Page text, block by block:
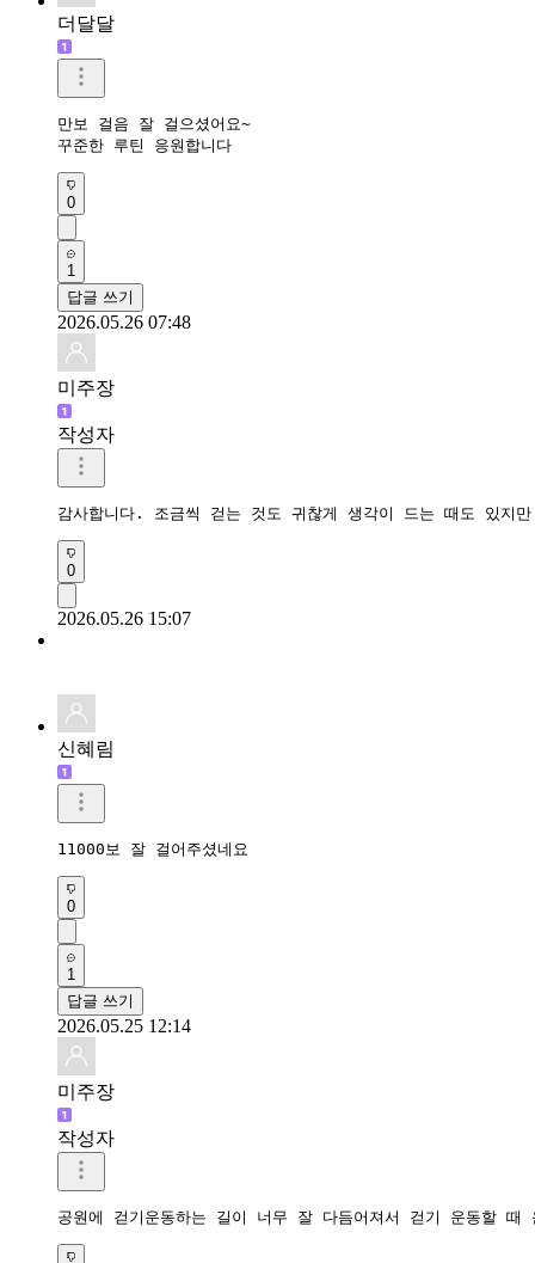
더달달
만보 걸음 잘 걸으셨어요~
꾸준한 루틴 응원합니다
0
1
답글 쓰기
2026.05.26 07:48
미주장
작성자
감사합니다. 조금씩 걷는 것도 귀찮게 생각이 드는 때도 있지
0
2026.05.26 15:07
신혜림
11000보 잘 걸어주셨네요
0
1
답글 쓰기
2026.05.25 12:14
미주장
작성자
공원에 걷기운동하는 길이 너무 잘 다듬어져서 걷기 운동할